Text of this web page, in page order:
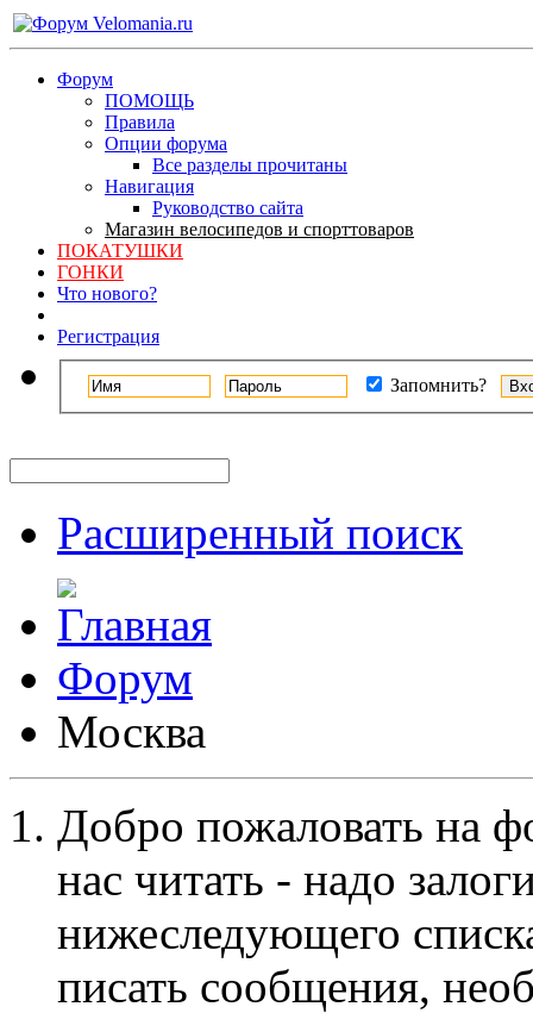
Форум
ПОМОЩЬ
Правила
Опции форума
Все разделы прочитаны
Навигация
Руководство сайта
Магазин велосипедов и спорттоваров
ПОКАТУШКИ
ГОНКИ
Что нового?
Регистрация
Запомнить?
Расширенный поиск
Форум
Москва
Добро пожаловать на
нас читать - надо
нижеследующего
писать сообщения,